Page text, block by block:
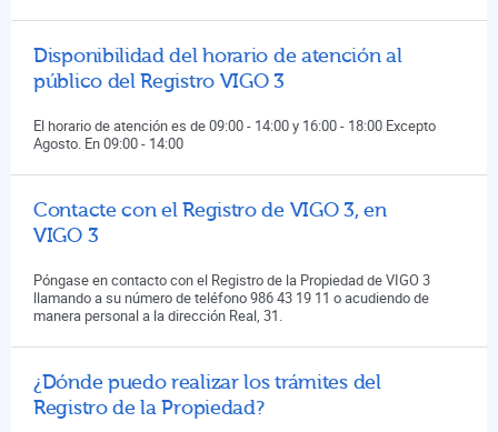
Disponibilidad del horario de atención al
público del Registro VIGO 3
El horario de atención es de 09:00 - 14:00 y 16:00 - 18:00 Excepto
Agosto. En 09:00 - 14:00
Contacte con el Registro de VIGO 3, en
VIGO 3
Póngase en contacto con el Registro de la Propiedad de VIGO 3
llamando a su número de teléfono 986 43 19 11 o acudiendo de
manera personal a la dirección Real, 31.
¿Dónde puedo realizar los trámites del
Registro de la Propiedad?